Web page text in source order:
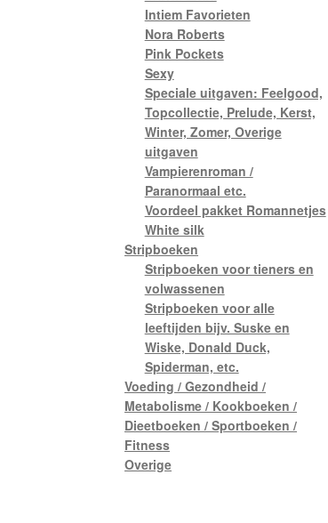
Intiem Favorieten
Nora Roberts
Pink Pockets
Sexy
Speciale uitgaven: Feelgood,
Topcollectie, Prelude, Kerst,
Winter, Zomer, Overige
uitgaven
Vampierenroman /
Paranormaal etc.
Voordeel pakket Romannetjes
White silk
Stripboeken
Stripboeken voor tieners en
volwassenen
Stripboeken voor alle
leeftijden bijv. Suske en
Wiske, Donald Duck,
Spiderman, etc.
Voeding / Gezondheid /
Metabolisme / Kookboeken /
Dieetboeken / Sportboeken /
Fitness
Overige